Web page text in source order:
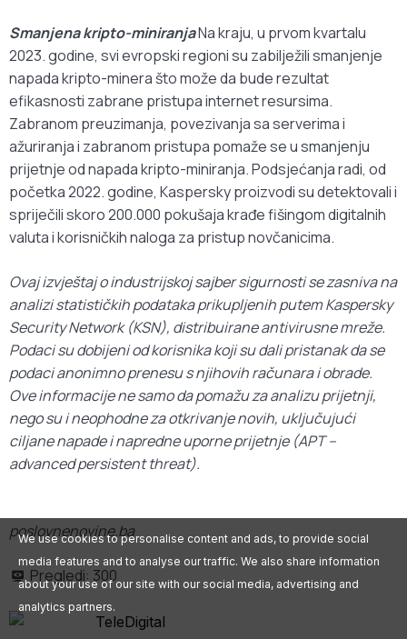
Smanjena kripto-miniranjaNa kraju, u prvom kvartalu
2023. godine, svi evropski regioni su zabilježili smanjenje
napada kripto-minera što može da bude rezultat
efikasnosti zabrane pristupa internet resursima.
Zabranom preuzimanja, povezivanja sa serverima i
ažuriranja i zabranom pristupa pomaže se u smanjenju
prijetnje od napada kripto-miniranja. Podsjećanja radi, od
početka 2022. godine, Kaspersky proizvodi su detektovali i
spriječili skoro 200.000 pokušaja krađe fišingom digitalnih
valuta i korisničkih naloga za pristup novčanicima.
Ovaj izvještaj o industrijskoj sajber sigurnosti se zasniva na
analizi statističkih podataka prikupljenih putem Kaspersky
Security Network (KSN), distribuirane antivirusne mreže.
Podaci su dobijeni od korisnika koji su dali pristanak da se
podaci anonimno prenesu s njihovih računara i obrade.
Ove informacije ne samo da pomažu za analizu prijetnji,
nego su i neophodne za otkrivanje novih, uključujući
ciljane napade i napredne uporne prijetnje (APT –
advanced persistent threat).
poslovnenovine.ba
Pregledi: 300
We use cookies to personalise content and ads, to provide social
media features and to analyse our traffic. We also share information
about your use of our site with our social media, advertising and
analytics partners.